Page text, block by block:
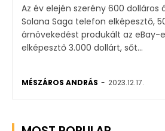
Az év elején szerény 600
Solana Saga telefon elképesztő,
árnövekedést produkált az eBay-
elképesztő 3.000 dollárt, sőt...
MÉSZÁROS ANDRÁS - 2023.12.17.